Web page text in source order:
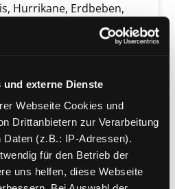
externe Dienste
Webseite Cookies und
Drittanbietern zur Verarbeitung
Daten (z.B.: IP-Adressen).
für den Betrieb der
uns helfen, diese Webseite
Hurrikane, Erdbeben,
& Klimawandel
Sachbuch
Hurrikane, Erdbeben,